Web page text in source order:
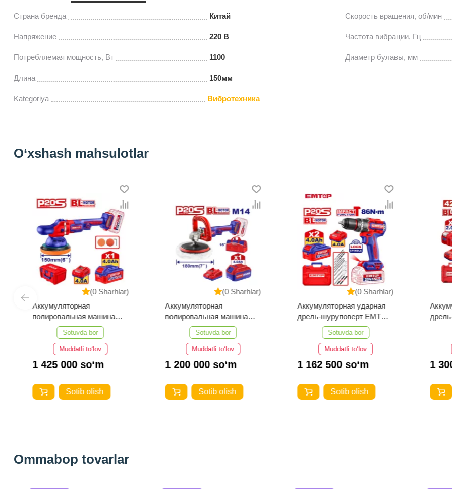
Страна бренда Китай
Напряжение 220 В
Потребляемая мощность, Вт 1100
Длина 150мм
Kategoriya Вибротехника
Скорость вращения, об/мин
Частота вибрации, Гц
Диаметр булавы, мм
O‘xshash mahsulotlar
(0 Sharhlar)
Аккумуляторная
полировальная машина
EMTOP ELAP20158
Sotuvda bor
Muddatli to‘lov
1 425 000 so‘m
Sotib olish
(0 Sharhlar)
Аккумуляторная
полировальная машина
EMTOP ELAP20188
Sotuvda bor
Muddatli to‘lov
1 200 000 so‘m
Sotib olish
(0 Sharhlar)
Аккумуляторная ударная
дрель-шуруповерт EMTOP
ECIDL208682
Sotuvda bor
Muddatli to‘lov
1 162 500 so‘m
Sotib olish
1
Ommabop tovarlar